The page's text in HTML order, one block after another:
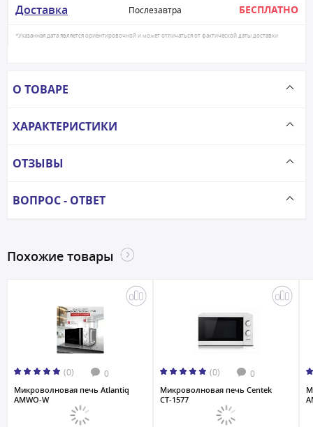
Доставка Послезавтра БЕСПЛАТНО
*Указанная дата является ориентировочной и может отличаться от фактической даты доставки
О ТОВАРЕ
ХАРАКТЕРИСТИКИ
ОТЗЫВЫ
ВОПРОС - ОТВЕТ
Похожие товары
(0) 0
Микроволновая печь Atlantiq
AMWO-W
(0) 0
Микроволновая печь Centek
CT-1577